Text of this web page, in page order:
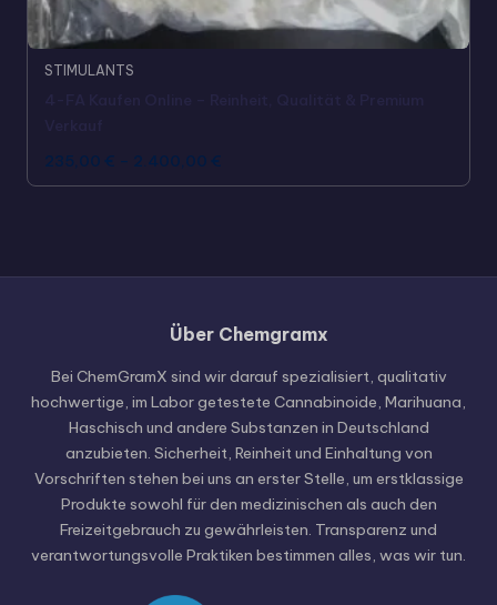
STIMULANTS
235,00 € – 2.400,00 €
Über Chemgramx
Bei ChemGramX sind wir darauf spezialisiert, qualitativ
hochwertige, im Labor getestete Cannabinoide, Marihuana,
Haschisch und andere Substanzen in Deutschland
anzubieten. Sicherheit, Reinheit und Einhaltung von
Vorschriften stehen bei uns an erster Stelle, um erstklassige
Produkte sowohl für den medizinischen als auch den
Freizeitgebrauch zu gewährleisten. Transparenz und
verantwortungsvolle Praktiken bestimmen alles, was wir tun.
German (Austria)
English (Canada)
English (United States)
Czech
Polish
Hungarian
Russian